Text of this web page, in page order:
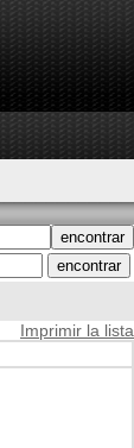
Imprimir la lista